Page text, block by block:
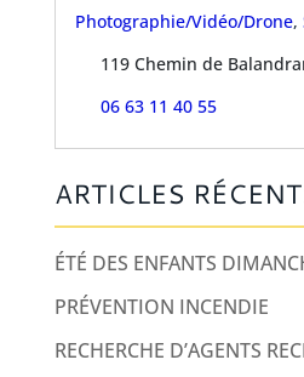
Photographie/Vidéo/Drone,
119 Chemin de
06 63 11 40 55
ARTICLES
ÉTÉ DES ENFANTS
PRÉVENTION INCENDIE
RECHERCHE D’AGENTS